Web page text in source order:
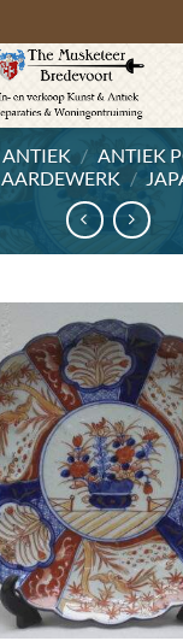
ANTIEK / ANTIEK
AARDEWERK /